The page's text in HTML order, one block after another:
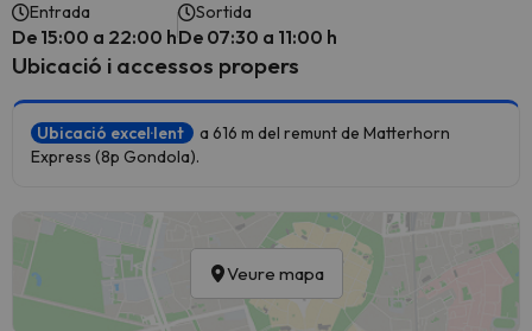
Entrada
De 15:00 a 22:00 h
Sortida
De 07:30 a 11:00 h
Ubicació i accessos propers
Ubicació excel·lent
a 616 m del remunt de Matterhorn
Express (8p Gondola).
Veure mapa